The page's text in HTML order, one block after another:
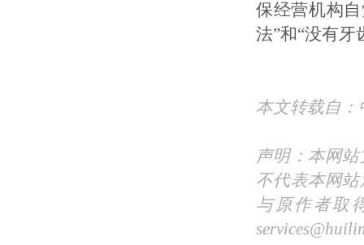
保经营机构
法”和“没有牙
本文转载自：
声明：本网
不代表本网
与原作者取